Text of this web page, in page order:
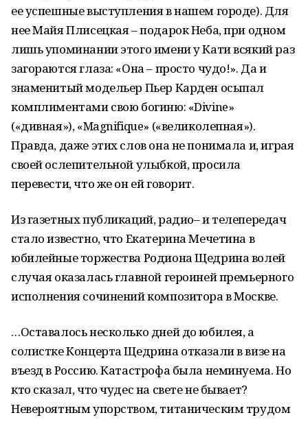
ее успешные выступления в нашем городе). Для
нее Майя Плисецкая – подарок Неба, при одном
лишь упоминании этого имени у Кати всякий раз
загораются глаза: «Она – просто чудо!». Да и
знаменитый модельер Пьер Карден осыпал
комплиментами свою богиню: «Divine»
(«дивная»), «Magnifique» («великолепная»).
Правда, даже этих слов она не понимала и, играя
своей ослепительной улыбкой, просила
перевести, что же он ей говорит.
Из газетных публикаций, радио– и телепередач
стало известно, что Екатерина Мечетина в
юбилейные торжества Родиона Щедрина волей
случая оказалась главной героиней премьерного
исполнения сочинений композитора в Москве.
…Оставалось несколько дней до юбилея, а
солистке Концерта Щедрина отказали в визе на
въезд в Россию. Катастрофа была неминуема. Но
кто сказал, что чудес на свете не бывает?
Невероятным упорством, титаническим трудом